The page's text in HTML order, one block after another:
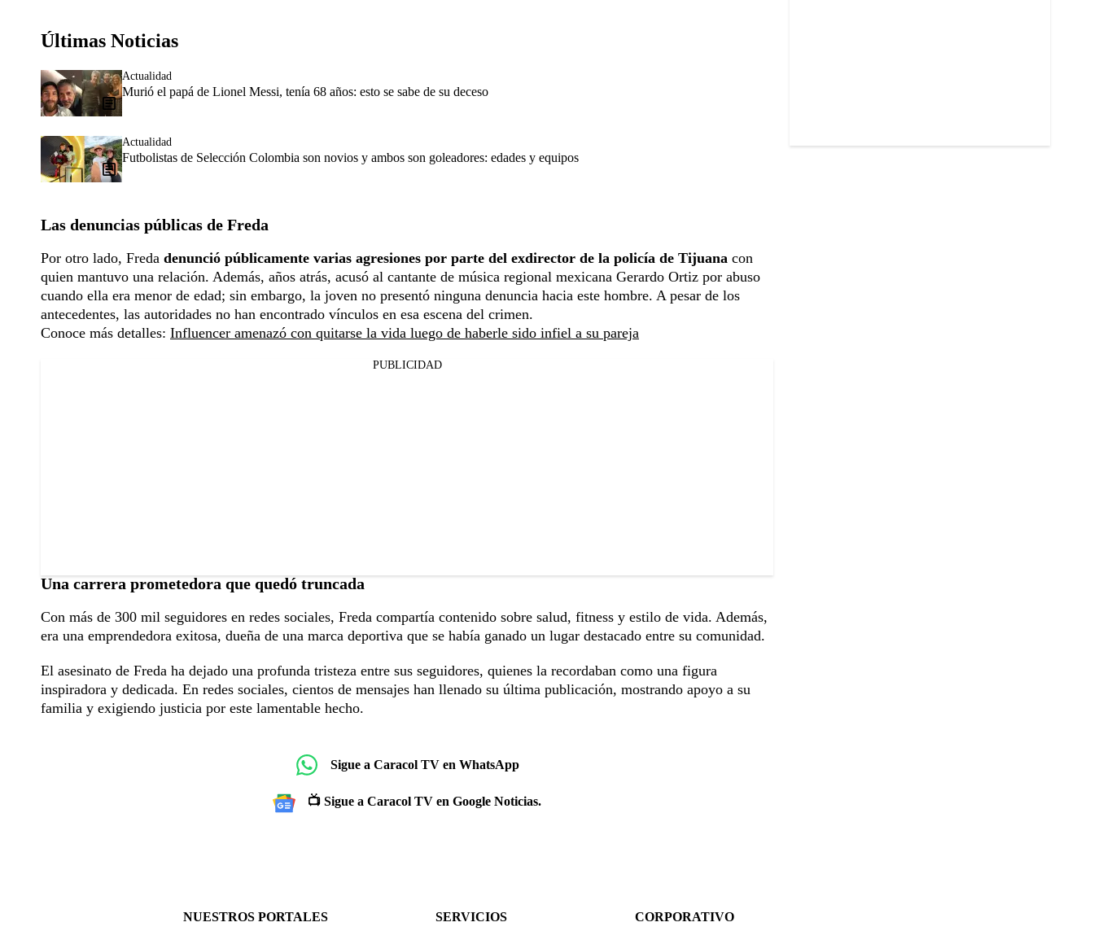
Últimas Noticias
Actualidad
Murió el papá de Lionel Messi, tenía 68 años: esto se sabe de su deceso
Actualidad
Futbolistas de Selección Colombia son novios y ambos son goleadores: edades y equipos
Las denuncias públicas de Freda
Por otro lado, Freda denunció públicamente varias agresiones por parte del exdirector de la policía de Tijuana con
quien mantuvo una relación. Además, años atrás, acusó al cantante de música regional mexicana Gerardo Ortiz por abuso
cuando ella era menor de edad; sin embargo, la joven no presentó ninguna denuncia hacia este hombre. A pesar de los
antecedentes, las autoridades no han encontrado vínculos en esa escena del crimen.
Conoce más detalles: Influencer amenazó con quitarse la vida luego de haberle sido infiel a su pareja
PUBLICIDAD
Una carrera prometedora que quedó truncada
Con más de 300 mil seguidores en redes sociales, Freda compartía contenido sobre salud, fitness y estilo de vida. Además,
era una emprendedora exitosa, dueña de una marca deportiva que se había ganado un lugar destacado entre su comunidad.
El asesinato de Freda ha dejado una profunda tristeza entre sus seguidores, quienes la recordaban como una figura
inspiradora y dedicada. En redes sociales, cientos de mensajes han llenado su última publicación, mostrando apoyo a su
familia y exigiendo justicia por este lamentable hecho.
Sigue a Caracol TV en WhatsApp
📺 Sigue a Caracol TV en Google Noticias.
NUESTROS PORTALES SERVICIOS CORPORATIVO